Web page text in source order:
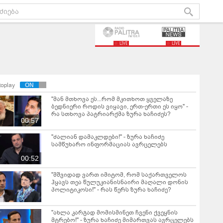
LIVE LIVE
00:57
"მან მთხოვა ეს...რომ მკითხოთ ყველაზე
ბედნიერი როდის ვიყავი, ერთ-ერთი ეს იყო" -
რა სთხოვა პატრიარქმა ზურა ხაჩიძეს?
00:52
"ძალიან დამაკლდები!" - ზურა ხაჩიძე
სამწუხარო ინფორმაციას ავრცელებს
"მშვიდად ვართ იმიტომ, რომ საქართველოს
ჰყავს თეა წულუკიანისნაირი მაღალი დონის
პოლიტიკოსი!" - რას წერს ზურა ხაჩიძე?
"ახლა კარგად მომისმინეთ ჩვენი ქვეყნის
მტრებო!" - ზურა ხაჩიძე მიმართვას ავრცელებს